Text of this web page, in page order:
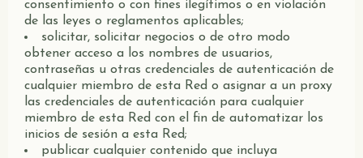
consentimiento o con fines ilegítimos o en violación
de las leyes o reglamentos aplicables;
solicitar, solicitar negocios o de otro modo
obtener acceso a los nombres de usuarios,
contraseñas u otras credenciales de autenticación de
cualquier miembro de esta Red o asignar a un proxy
las credenciales de autenticación para cualquier
miembro de esta Red con el fin de automatizar los
inicios de sesión a esta Red;
publicar cualquier contenido que incluya